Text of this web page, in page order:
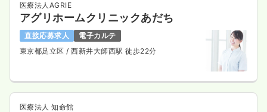
医療法人AGRIE
アグリホームクリニックあだち
直接応募求人
電子カルテ
東京都足立区/ 西新井大師西駅 徒歩22分
医療法人 知命館